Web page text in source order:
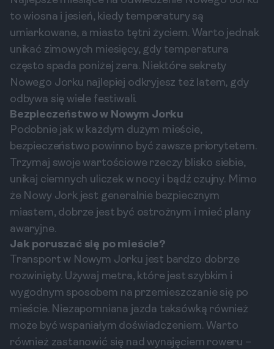
to wiosna i jesień, kiedy temperatury są
umiarkowane, a miasto tętni życiem. Warto jednak
unikać zimowych miesięcy, gdy temperatura
często spada poniżej zera. Niektóre sekrety
Nowego Jorku najlepiej odkryjesz też latem, gdy
odbywa się wiele festiwali.
Bezpieczeństwo w Nowym Jorku
Podobnie jak w każdym dużym mieście,
bezpieczeństwo powinno być zawsze priorytetem.
Trzymaj swoje wartościowe rzeczy blisko siebie,
unikaj ciemnych uliczek w nocy i bądź czujny. Mimo
że Nowy Jork jest generalnie bezpiecznym
miastem, dobrze jest być ostrożnym i mieć plany
awaryjne.
Jak poruszać się po mieście?
Transport w Nowym Jorku jest bardzo dobrze
rozwinięty. Używaj metra, które jest szybkim i
wygodnym sposobem na przemieszczanie się po
mieście. Niezapomniana jazda taksówką również
może być wspaniałym doświadczeniem. Warto
również zastanowić się nad wynajęciem roweru –